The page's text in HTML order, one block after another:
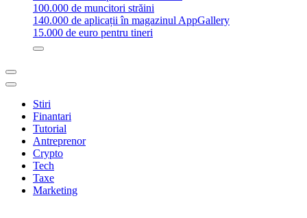
100.000 de muncitori străini
140.000 de aplicații în magazinul AppGallery
15.000 de euro pentru tineri
Stiri
Finantari
Tutorial
Antreprenor
Crypto
Tech
Taxe
Marketing